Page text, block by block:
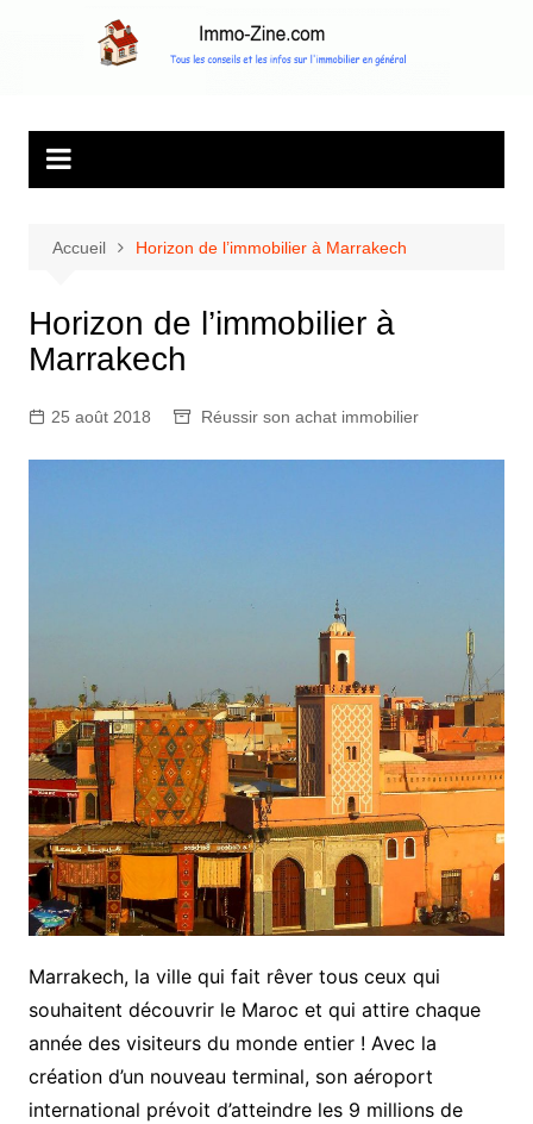
Immo Zine, le
d'information sur
Tous les conseils et les infos sur l'immobilier en général
Accueil Horizon de l’immobilier à Marrakech
Horizon de l’immobilier à
Marrakech
25 août 2018 Réussir son achat immobilier
Marrakech, la ville qui fait rêver tous ceux qui
souhaitent découvrir le Maroc et qui attire chaque
année des visiteurs du monde entier ! Avec la
création d’un nouveau terminal, son aéroport
international prévoit d’atteindre les 9 millions de